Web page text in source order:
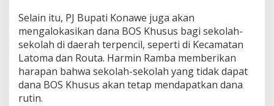
S
M
P
1
R
o
t
Selain itu, PJ Bupati Konawe juga akan
mengalokasikan dana BOS Khusus bagi sekolah-
sekolah di daerah terpencil, seperti di Kecamatan
Latoma dan Routa. Harmin Ramba memberikan
harapan bahwa sekolah-sekolah yang tidak dapat
dana BOS Khusus akan tetap mendapatkan dana
rutin.